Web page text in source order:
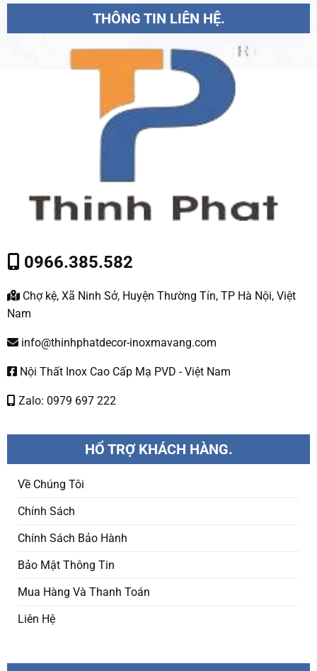
THÔNG TIN LIÊN HỆ.
0966.385.582
Chợ kệ, Xã Ninh Sở, Huyện Thường Tín, TP Hà Nội, Việt
Nam
info@thinhphatdecor-inoxmavang.com
Nội Thất Inox Cao Cấp Mạ PVD - Việt Nam
Zalo: 0979 697 222
HỔ TRỢ KHÁCH HÀNG.
Về Chúng Tôi
Chính Sách
Chính Sách Bảo Hành
Bảo Mật Thông Tin
Mua Hàng Và Thanh Toán
Liên Hệ